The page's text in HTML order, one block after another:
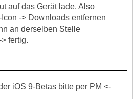
auf das Gerät lade. Also
-> Downloads entfernen
an derselben Stelle
fertig.
iOS 9-Betas bitte per PM <-